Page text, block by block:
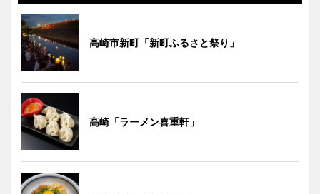
高崎市新町「新町ふるさと祭り」
高崎「ラーメン喜重軒」